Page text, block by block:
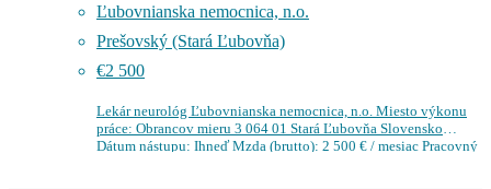
Ľubovnianska nemocnica, n.o.
Prešovský (Stará Ľubovňa)
€2 500
Lekár neurológ Ľubovnianska nemocnica, n.o. Miesto výkonu
práce: Obrancov mieru 3 064 01 Stará Ľubovňa Slovensko
Dátum nástupu: Ihneď Mzda (brutto): 2 500 € / mesiac Pracovný